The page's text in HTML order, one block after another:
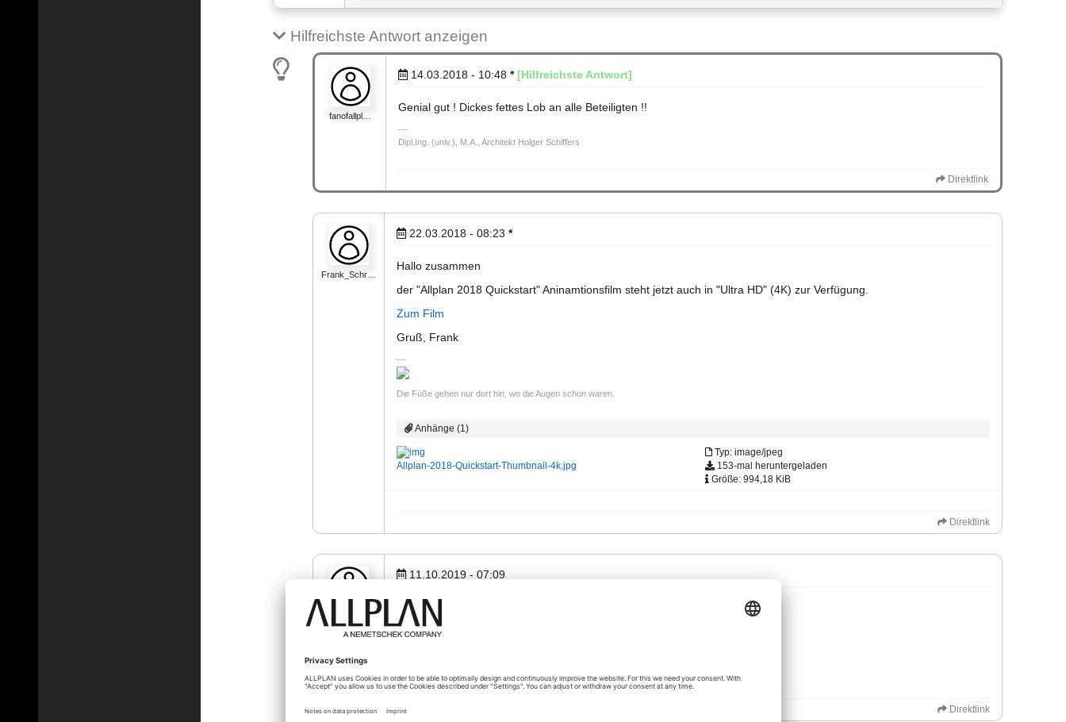
Hilfreichste Antwort anzeigen
fanofallpl…
14.03.2018 - 10:48 * [Hilfreichste Antwort]
Genial gut ! Dickes fettes Lob an alle Beteiligten !!
Dipl.Ing. (univ.), M.A., Architekt Holger Schiffers
Direktlink
Frank_Schr…
22.03.2018 - 08:23 *
Hallo zusammen
der "Allplan 2018 Quickstart" Aninamtionsfilm steht jetzt auch in "Ultra HD" (4K) zur Verfügung.
Zum Film
Gruß, Frank
Die Füße gehen nur dort hin, wo die Augen schon waren.
Anhänge (1)
Allplan-2018-Quickstart-Thumbnail-4k.jpg
Typ: image/jpeg
153-mal heruntergeladen
Größe: 994,18 KiB
Direktlink
11.10.2019 - 07:09
Guten Tag
Würdet Ihr eher Lumion oder C4D verwenden?
Direktlink